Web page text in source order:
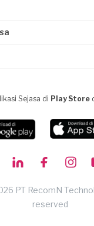
Sejasa di Play Store
PT RecomN
reserved